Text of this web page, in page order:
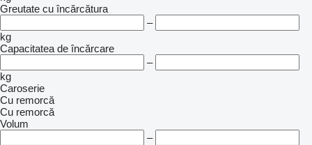
Greutate cu încărcătura
–
kg
Capacitatea de încărcare
–
kg
Caroserie
Cu remorcă
Cu remorcă
Volum
–